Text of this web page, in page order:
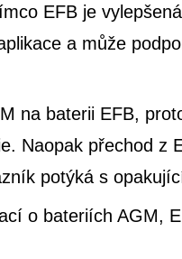
EFB je
a může
na baterii EFB,
Naopak přechod z
potýká s
o bateriích AGM,